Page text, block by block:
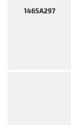
1465A297